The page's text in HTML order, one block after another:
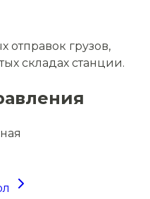
отправок грузов,
складах станции.